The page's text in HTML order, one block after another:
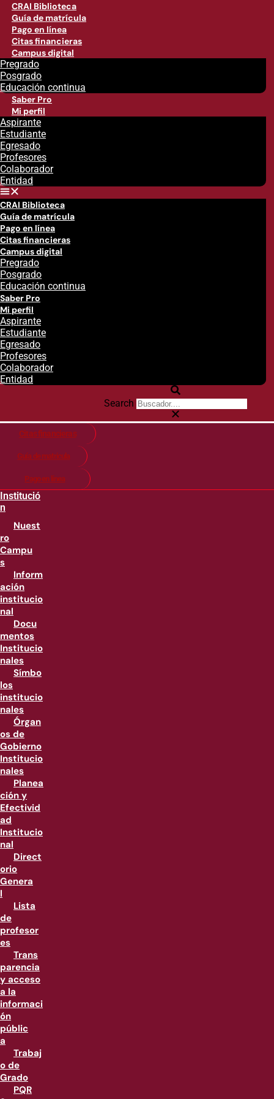
CRAI Biblioteca
Guía de matrícula
Pago en línea
Citas financieras
Campus digital
Pregrado
Posgrado
Educación continua
Saber Pro
Mi perfil
Aspirante
Estudiante
Egresado
Profesores
Colaborador
Entidad
CRAI Biblioteca
Guía de matrícula
Pago en línea
Citas financieras
Campus digital
Pregrado
Posgrado
Educación continua
Saber Pro
Mi perfil
Aspirante
Estudiante
Egresado
Profesores
Colaborador
Entidad
Search
Citas financieras
Guía de matricula
Pago en línea
Institució
n
Nuest
ro
Campu
s
Inform
ación
institucio
nal
Docu
mentos
Institucio
nales
Símbo
los
institucio
nales
Órgan
os de
Gobierno
Institucio
nales
Planea
ción y
Efectivid
ad
Institucio
nal
Direct
orio
Genera
l
Lista
de
profesor
es
Trans
parencia
y acceso
a la
informaci
ón
públic
a
Trabaj
o de
Grado
PQR